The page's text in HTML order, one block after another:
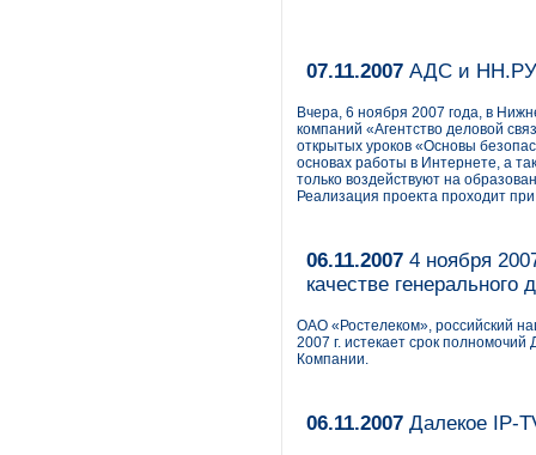
07.11.2007 АДС и НН.РУ
Вчера, 6 ноября 2007 года, в
компаний «Агентство деловой
открытых уроков «Основы
основах работы в Интернете, а
только воздействуют на
Реализация проекта проходит
06.11.2007 4 ноября
качестве
ОАО «Ростелеком», российский
2007 г. истекает срок
Компании.
06.11.2007 Далекое IP-